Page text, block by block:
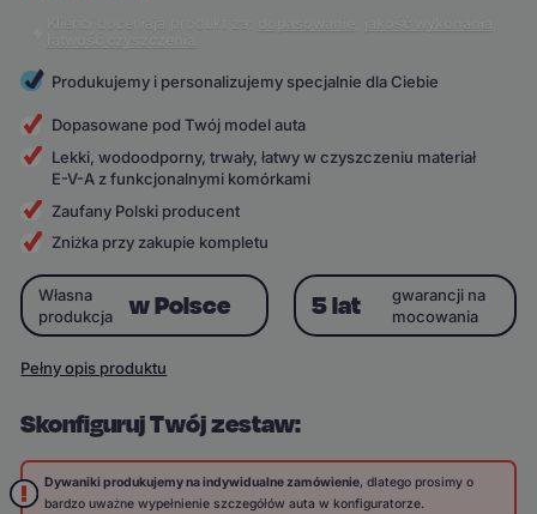
Klienci doceniają produkt za: dopasowanie
łatwość czyszczenia
Produkujemy i personalizujemy specjalnie dla Ciebie
Dopasowane pod Twój model auta
Lekki, wodoodporny, trwały, łatwy w czyszczeniu materiał
E-V-A z funkcjonalnymi komórkami
Zaufany Polski producent
Zniżka przy zakupie kompletu
Skonfiguruj Twój zestaw:
Dywaniki produkujemy na indywidualne zamówienie, dlatego prosimy o
bardzo uważne wypełnienie szczegółów auta w konfiguratorze.
Własna
produkcja
w Polsce 5 lat
gwarancji na
mocowania
Pełny opis produktu